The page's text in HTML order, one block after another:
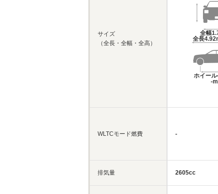
サイズ
（全長・全幅・全高）
WLTCモード燃費
排気量
全幅
全長
ホイー
-m
-
2605cc